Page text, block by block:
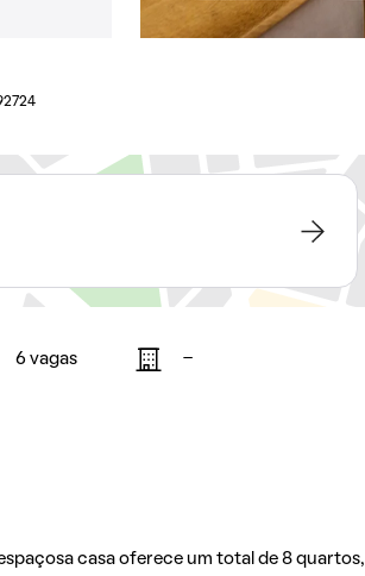
6 vagas -
casa oferece um total de 8 quartos,